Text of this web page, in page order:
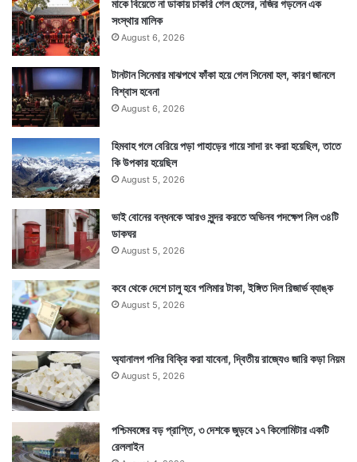
সেই টেমসে পা ঠেকিয়ে এক যুবক কীভাবে এমন রোষের মুখে
পড়লেন সেটাই অনেকে বুঝে উঠতে পারছেন না।
Tags London
মাকে বিয়েতে না ডাকায় চাকরি গেল ছেলের, নজির গড়লেন এক
সংস্থার মালিক
August 6, 2026
টানটান সিনেমার মাঝপথে ফাঁকা হয়ে গেল সিনেমা হল, কারণ জানলে
বিশ্বাস হবেনা
August 6, 2026
হিমবাহ গলে বেরিয়ে পড়া পাহাড়ের গায়ে সাদা রং করা হয়েছিল, তাতে
কি উপকার হয়েছিল
August 5, 2026
ভাই বোনের বন্ধনকে আরও সুন্দর করতে অভিনব পদক্ষেপ নিল ৩৪টি
ডাকঘর
August 5, 2026
কবে থেকে দেশে চালু হবে পলিমার টাকা, ইঙ্গিত দিল রিজার্ভ ব্যাঙ্ক
August 5, 2026
অ্যানালগ পনির বিক্রি করা যাবেনা, দ্বিতীয় রাজ্যেও জারি কড়া নিয়ম
August 5, 2026
পশ্চিমবঙ্গের বড় প্রাপ্তি, ৩ দেশকে জুড়বে ১৭ কিলোমিটার একটি
রেললাইন